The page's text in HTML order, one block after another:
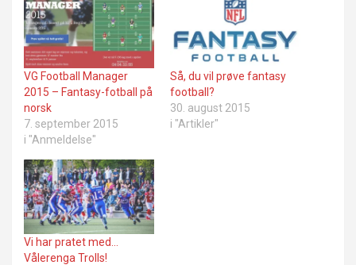
VG Football Manager
2015 – Fantasy-fotball på
norsk
7. september 2015
i "Anmeldelse"
Så, du vil prøve fantasy
football?
30. august 2015
i "Artikler"
Vi har pratet med…
Vålerenga Trolls!